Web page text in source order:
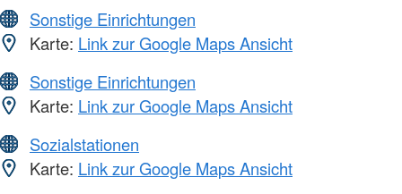
Sonstige Einrichtungen
Karte: Link zur Google Maps Ansicht
Sonstige Einrichtungen
Karte: Link zur Google Maps Ansicht
Sozialstationen
Karte: Link zur Google Maps Ansicht